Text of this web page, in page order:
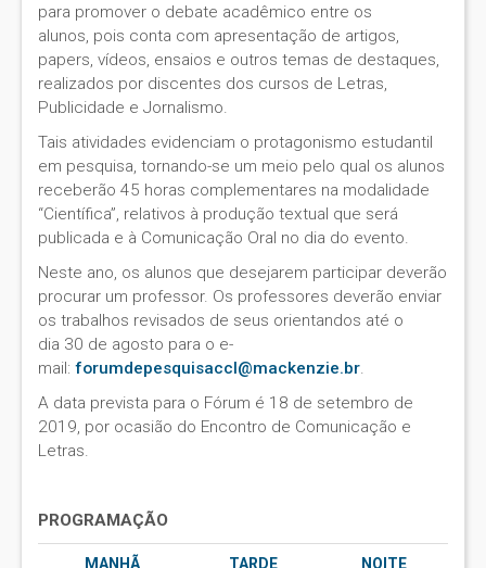
para promover o debate acadêmico entre os
alunos, pois conta com apresentação de artigos,
papers, vídeos, ensaios e outros temas de destaques,
realizados por discentes dos cursos de Letras,
Publicidade e Jornalismo.
Tais atividades evidenciam o protagonismo estudantil
em pesquisa, tornando-se um meio pelo qual os alunos
receberão 45 horas complementares na modalidade
“Científica”, relativos à produção textual que será
publicada e à Comunicação Oral no dia do evento.
Neste ano, os alunos que desejarem participar deverão
procurar um professor. Os professores deverão enviar
os trabalhos revisados de seus orientandos até o
dia 30 de agosto para o e-
mail: forumdepesquisaccl@mackenzie.br
A data prevista para o Fórum é 18 de setembro de
2019, por ocasião do Encontro de Comunicação e
Letras.
PROGRAMAÇÃO
MANHÃ TARDE NOITE